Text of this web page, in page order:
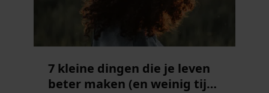
7 kleine dingen die je leven
beter maken (en weinig tijd